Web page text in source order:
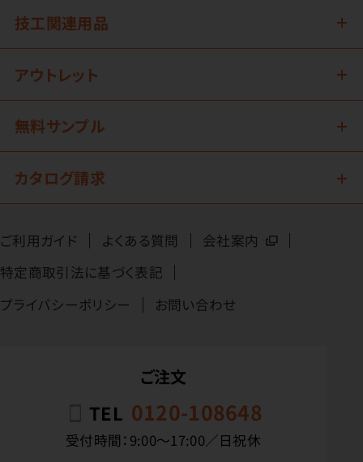
技工関連用品
アウトレット
無料サンプル
カタログ請求
ご利用ガイド よくある質問
会社案内
特定商取引法に基づく表記
プライバシーポリシー
お問い合わせ
ご注文
TEL 0120-108648
受付時間：9:00〜17:00／日祝休